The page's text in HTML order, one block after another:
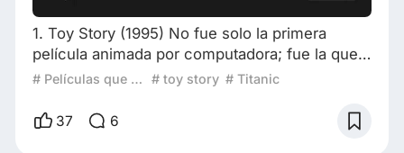
1. Toy Story (1995) No fue solo la primera
película animada por computadora; fue la que
enterró una era y anunció otra. Para los niños
forma de contar historias: más inteligente,
# Películas que definen generaciones # toy story # Titanic
37 6